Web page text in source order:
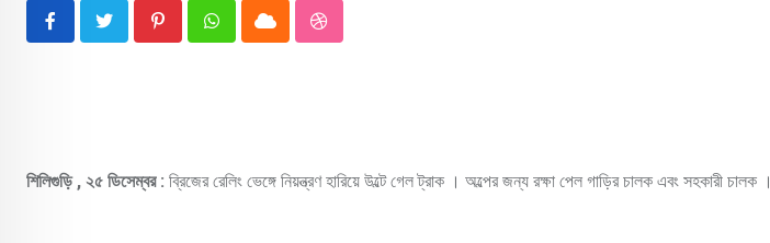
PinterestWhatsappCloud StumbleUpon
শিলিগুড়ি , ২৫ ডিসেম্বর : ব্রিজের রেলিং ভেঙ্গে নিয়ন্ত্রণ হারিয়ে উল্টে গেল ট্রাক । অল্পের জন্য রক্ষা পেল গাড়ির চালক এবং সহকারী চালক ।